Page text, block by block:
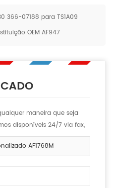
366-07188 para TS1A09
OEM AF947
maneira que seja
disponíveis 24/7 via fax,
AF1768M